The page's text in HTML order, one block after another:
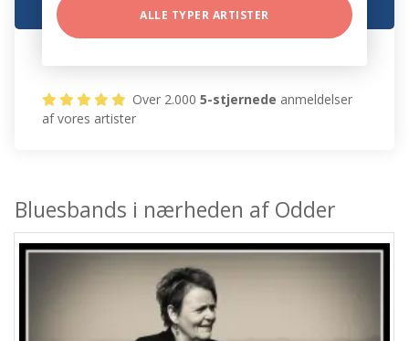
ALLE TYPER ARTISTER
Over 2.0005-stjernede anmeldelser
af vores artister
Bluesbands i nærheden af Odder